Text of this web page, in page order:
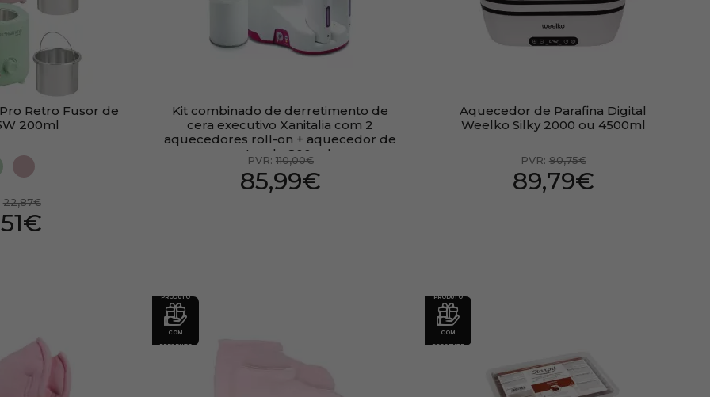
Retro Fusor de
200ml
22,87€
Kit combinado de derretimento de
cera executivo Xanitalia com 2
aquecedores roll-on + aquecedor de
potes de 800 ml
PVR: 110,00€
85,99€
Aquecedor de Parafina Digital
Weelko Silky 2000 ou 4500ml
PVR: 90,75€
89,79€
PRODUTO
COM
PRESENTE
PRODUTO
COM
PRESENTE